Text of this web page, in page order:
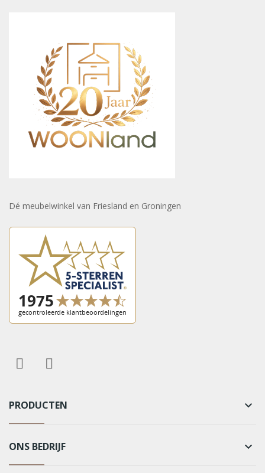
Dé meubelwinkel van Friesland en Groningen
PRODUCTEN keyboard_arrow_down
ONS BEDRIJF keyboard_arrow_down